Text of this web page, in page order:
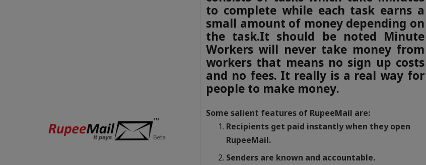
to complete while each task earns a
small amount of money depending on
the task.It should be noted Minute
Workers will never take money from
workers that means no sign up costs
and no fees. It really is a real way for
people to make money.
Some salient features of RupeeMail are:
Recipients get paid instantly when they open
RupeeMail.
Senders are known and accountable.